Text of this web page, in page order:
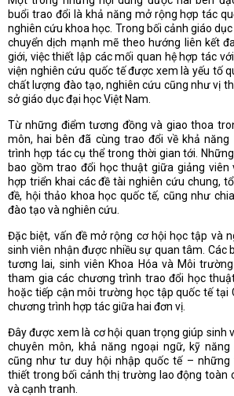
buổi trao đổi là khả năng mở rộng hợp tác
nghiên cứu khoa học. Trong bối cảnh giáo
chuyển dịch mạnh mẽ theo hướng liên kết
giới, việc thiết lập các mối quan hệ hợp tác
viện nghiên cứu quốc tế được xem là yếu tố
chất lượng đào tạo, nghiên cứu cũng như vị
sở giáo dục đại học Việt Nam.
Từ những điểm tương đồng và giao thoa
môn, hai bên đã cùng trao đổi về khả
trình hợp tác cụ thể trong thời gian tới.
bao gồm trao đổi học thuật giữa giảng viên
hợp triển khai các đề tài nghiên cứu chung,
đề, hội thảo khoa học quốc tế, cũng như
đào tạo và nghiên cứu.
Đặc biệt, vấn đề mở rộng cơ hội học tập và
sinh viên nhận được nhiều sự quan tâm. Các
tương lai, sinh viên Khoa Hóa và Môi
tham gia các chương trình trao đổi học
hoặc tiếp cận môi trường học tập quốc tế tại
chương trình hợp tác giữa hai đơn vị.
Đây được xem là cơ hội quan trọng giúp sinh
chuyên môn, khả năng ngoại ngữ, kỹ
cũng như tư duy hội nhập quốc tế – những
thiết trong bối cảnh thị trường lao động toàn
và cạnh tranh.